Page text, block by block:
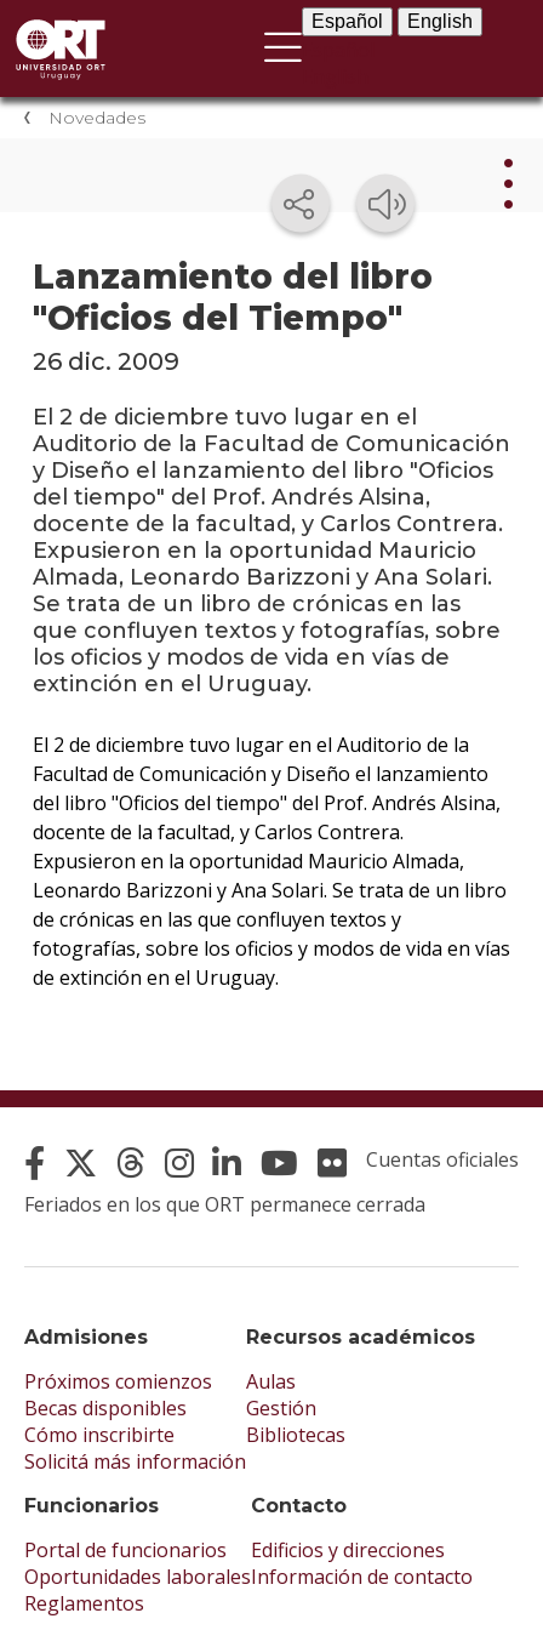
Español English
Novedades
Lanzamiento del libro
"Oficios del Tiempo"
en
Blog
26 dic. 2009
El 2 de diciembre tuvo lugar en el
Auditorio de la Facultad de Comunicación
y Diseño el lanzamiento del libro "Oficios
del tiempo" del Prof. Andrés Alsina,
docente de la facultad, y Carlos Contrera.
Expusieron en la oportunidad Mauricio
Almada, Leonardo Barizzoni y Ana Solari.
Se trata de un libro de crónicas en las
que confluyen textos y fotografías, sobre
los oficios y modos de vida en vías de
extinción en el Uruguay.
El 2 de diciembre tuvo lugar en el Auditorio de la
Facultad de Comunicación y Diseño el lanzamiento
del libro "Oficios del tiempo" del Prof. Andrés Alsina,
docente de la facultad, y Carlos Contrera.
Expusieron en la oportunidad Mauricio Almada,
Leonardo Barizzoni y Ana Solari. Se trata de un libro
de crónicas en las que confluyen textos y
fotografías, sobre los oficios y modos de vida en vías
de extinción en el Uruguay.
Admisiones
Próximos comienzos
Becas disponibles
Cómo inscribirte
Solicitá más información
Recursos académicos
Aulas
Gestión
Bibliotecas
Funcionarios
Portal de funcionarios
Oportunidades laborales
Reglamentos
Contacto
Edificios y direcciones
Información de contacto
Cuentas oficiales
Feriados en los que ORT permanece cerrada